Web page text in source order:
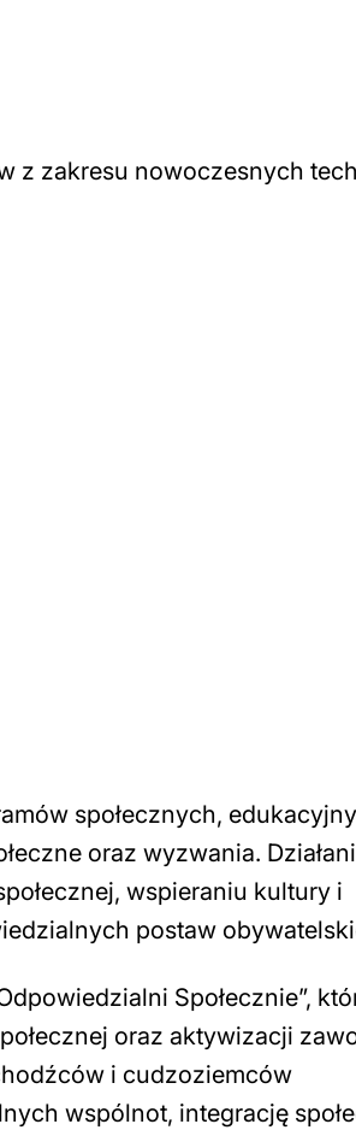
z zakresu nowoczesnych
społecznych,
oraz wyzwania.
wspieraniu kultury i
postaw
Społecznie”,
oraz aktywizacji
i cudzoziemców
wspólnot, integrację